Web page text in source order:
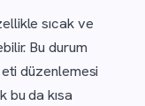
sıcak ve
Bu durum
düzenlemesi
bu da kısa